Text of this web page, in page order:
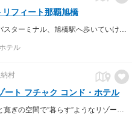
リフィート那覇旭橋
テル
村
ート フチャク コンド・ホテル